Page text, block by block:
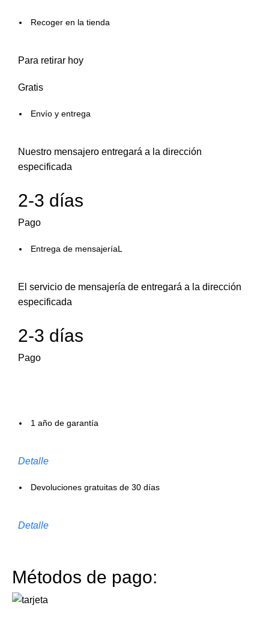
Recoger en la tienda
Para retirar hoy
Gratis
Envío y entrega
Nuestro mensajero entregará a la dirección
especificada
2-3 días
Pago
Entrega de mensajeríaL
El servicio de mensajería de entregará a la dirección
especificada
2-3 días
Pago
1 año de garantía
Detalle
Devoluciones gratuitas de 30 días
Detalle
Métodos de pago: